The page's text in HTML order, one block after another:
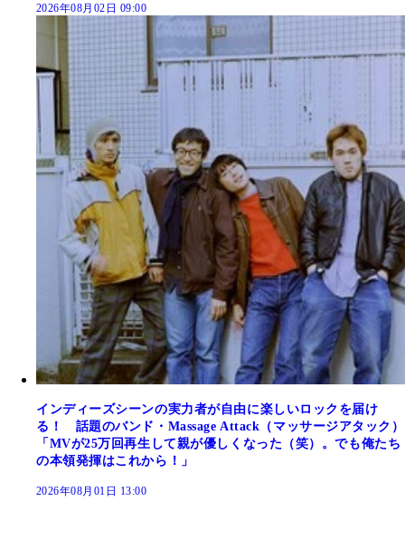
2026年08月02日 09:00
インディーズシーンの実力者が自由に楽しいロックを届け
る！ 話題のバンド・Massage Attack（マッサージアタック）
「MVが25万回再生して親が優しくなった（笑）。でも俺たち
の本領発揮はこれから！」
2026年08月01日 13:00